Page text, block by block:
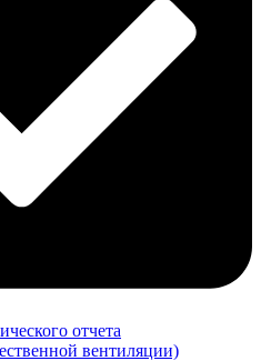
отчета
вентиляции)